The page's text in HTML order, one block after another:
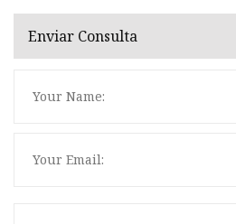
Enviar Consulta